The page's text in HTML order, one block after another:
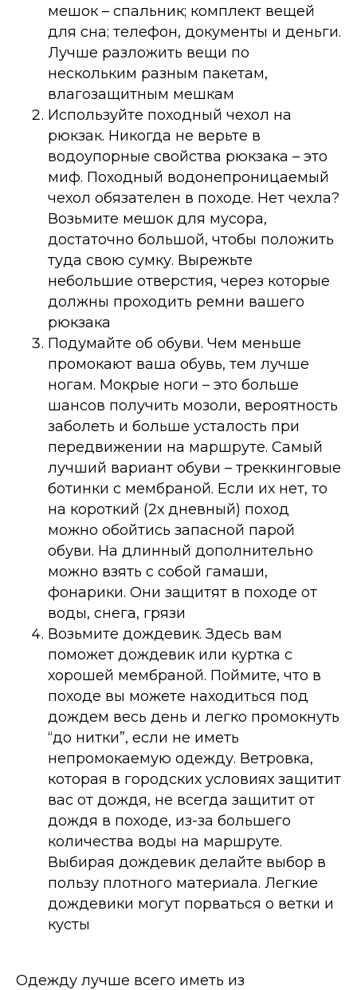
мешок – спальник; комплект вещей
для сна; телефон, документы и деньги.
Лучше разложить вещи по
нескольким разным пакетам,
влагозащитным мешкам
Используйте походный чехол на
рюкзак. Никогда не верьте в
водоупорные свойства рюкзака – это
миф. Походный водонепроницаемый
чехол обязателен в походе. Нет чехла?
Возьмите мешок для мусора,
достаточно большой, чтобы положить
туда свою сумку. Вырежьте
небольшие отверстия, через которые
должны проходить ремни вашего
рюкзака
Подумайте об обуви. Чем меньше
промокают ваша обувь, тем лучше
ногам. Мокрые ноги – это больше
шансов получить мозоли, вероятность
заболеть и больше усталость при
передвижении на маршруте. Самый
лучший вариант обуви – треккинговые
ботинки с мембраной. Если их нет, то
на короткий (2х дневный) поход
можно обойтись запасной парой
обуви. На длинный дополнительно
можно взять с собой гамаши,
фонарики. Они защитят в походе от
воды, снега, грязи
Возьмите дождевик. Здесь вам
поможет дождевик или куртка с
хорошей мембраной. Поймите, что в
походе вы можете находиться под
дождем весь день и легко промокнуть
“до нитки”, если не иметь
непромокаемую одежду. Ветровка,
которая в городских условиях защитит
вас от дождя, не всегда защитит от
дождя в походе, из-за большего
количества воды на маршруте.
Выбирая дождевик делайте выбор в
пользу плотного материала. Легкие
дождевики могут порваться о ветки и
кусты
Одежду лучше всего иметь из